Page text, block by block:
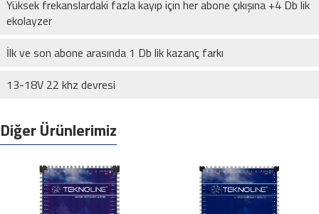
Yüksek frekanslardaki fazla kayıp için her abone çıkışına +4 Db lik
ekolayzer
İlk ve son abone arasında 1 Db lik kazanç farkı
13-18V 22 khz devresi
Diğer Ürünlerimiz